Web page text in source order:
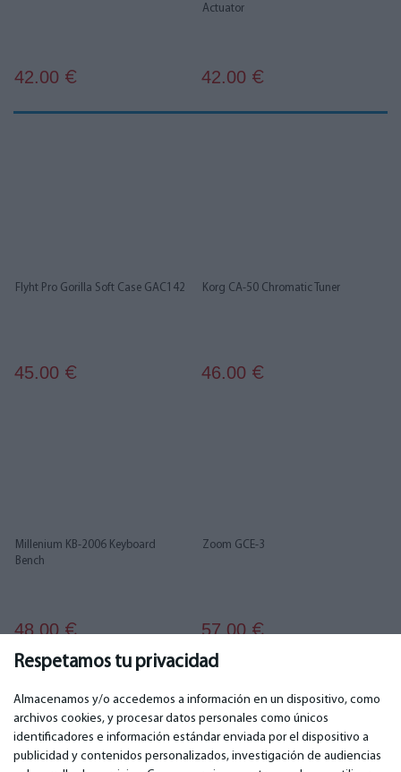
Respetamos tu privacidad
Almacenamos y/o accedemos a información en un dispositivo, como
archivos cookies, y procesar datos personales como únicos
identificadores e información estándar enviada por el dispositivo a
publicidad y contenidos personalizados, investigación de audiencias
42.00 €
Actuator
42.00 €
Flyht Pro Gorilla Soft Case GAC142
45.00 €
Korg CA-50 Chromatic Tuner
46.00 €
Millenium KB-2006 Keyboard
Bench
48.00€
Zoom GCE-3
57.00€
IMPORTANTE CONTACTOS